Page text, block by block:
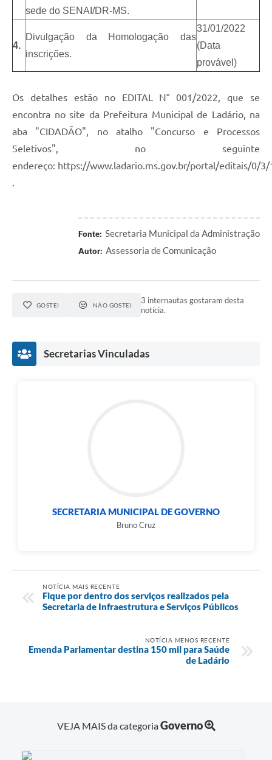
sede do SENAI/DR-MS.
4.
Divulgação da Homologação das
inscrições.
31/01/2022
(Data
provável)
Os detalhes estão no EDITAL N° 001/2022, que se
encontra no site da Prefeitura Municipal de Ladário, na
aba "CIDADÃO", no atalho "Concurso e Processos
Seletivos", no seguinte
endereço: https://www.ladario.ms.gov.br/portal/editais/0/
.
Fonte: Secretaria Municipal da Administração
Autor: Assessoria de Comunicação
GOSTEI NÃO GOSTEI
3 internautas gostaram desta
notícia.
Secretarias Vinculadas
SECRETARIA MUNICIPAL DE GOVERNO
Bruno Cruz
NOTÍCIA MAIS RECENTE
Fique por dentro dos serviços realizados pela
Secretaria de Infraestrutura e Serviços Públicos
NOTÍCIA MENOS RECENTE
Emenda Parlamentar destina 150 mil para Saúde
de Ladário
VEJA MAIS da categoriaGoverno